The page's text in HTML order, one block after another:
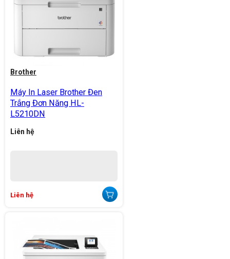
Brother
Máy In Laser Brother Đen
Trắng Đơn Năng HL-
L5210DN
Liên hệ
Liên hệ